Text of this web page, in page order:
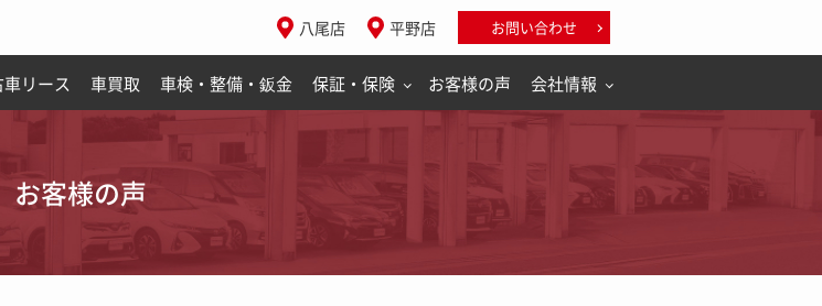
八尾店 平野店 お問い合わせ
リース 車買取 車検・整備・鈑金 保証・保険 お客様の声 会社情報
お客様の声